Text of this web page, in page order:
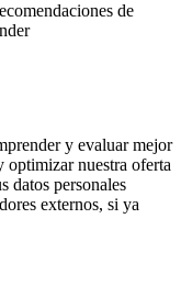
de
y evaluar mejor
nuestra oferta
datos personales
externos, si ya